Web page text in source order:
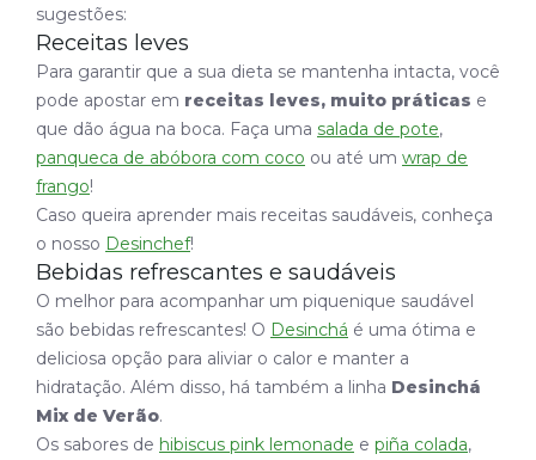
sugestões:
Receitas leves
Para garantir que a sua dieta se mantenha intacta, você
pode apostar em receitas leves, muito práticas e
que dão água na boca. Faça uma salada de pote,
panqueca de abóbora com coco ou até um wrap de
frango!
Caso queira aprender mais receitas saudáveis, conheça
o nosso Desinchef!
Bebidas refrescantes e saudáveis
O melhor para acompanhar um piquenique saudável
são bebidas refrescantes! O Desinchá é uma ótima e
deliciosa opção para aliviar o calor e manter a
hidratação. Além disso, há também a linha Desinchá
Mix de Verão.
Os sabores de hibiscus pink lemonade e piña colada,